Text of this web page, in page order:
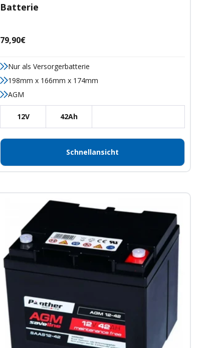
Batterie
Angebotspreis
79,90€
Nur als Versorgerbatterie
198mm x 166mm x 174mm
AGM
12V 42Ah
Schnellansicht